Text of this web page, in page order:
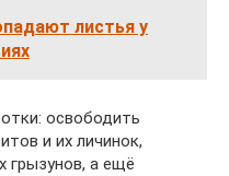
листья у
освободить
и их личинок,
грызунов, а ещё